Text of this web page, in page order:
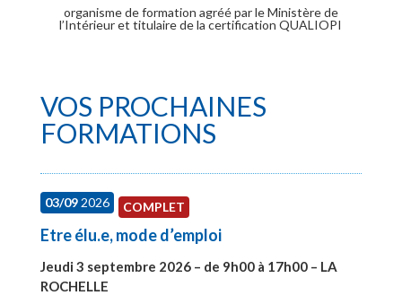
organisme de formation agréé par le Ministère de
l’Intérieur et titulaire de la certification QUALIOPI
VOS PROCHAINES
FORMATIONS
03/092026 COMPLET
Etre élu.e, mode d’emploi
Jeudi 3 septembre 2026 – de 9h00 à 17h00 – LA
ROCHELLE